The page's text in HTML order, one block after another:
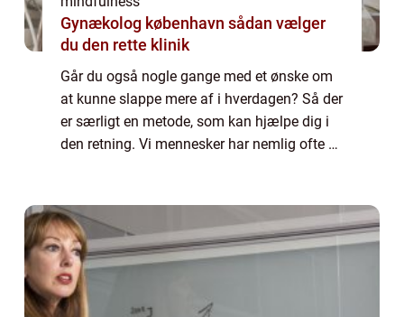
Gynækolog københavn sådan vælger
du den rette klinik
Går du også nogle gange med et ønske om
at kunne slappe mere af i hverdagen? Så der
er særligt en metode, som kan hjælpe dig i
den retning. Vi mennesker har nemlig ofte en